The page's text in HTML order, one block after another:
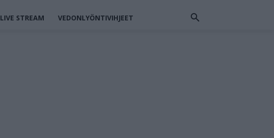
LIVE STREAM VEDONLYÖNTIVIHJEET